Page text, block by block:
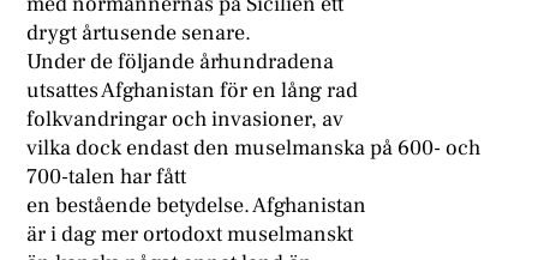
drygt årtusende senare.
Under de följande århundradena
utsattes Afghanistan för en lång rad
folkvandringar och invasioner, av
vilka dock endast den muselmanska på 600- och
700-talen har fått
en bestående betydelse. Afghanistan
är i dag mer ortodoxt muselmanskt